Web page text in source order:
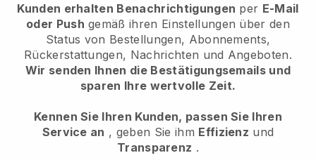
Kunden erhalten Benachrichtigungen per E-Mail
oder Push gemäß ihren Einstellungen über den
Status von Bestellungen, Abonnements,
Rückerstattungen, Nachrichten und Angeboten.
Wir senden Ihnen die Bestätigungsemails und
sparen Ihre wertvolle Zeit.
Kennen Sie Ihren Kunden, passen Sie Ihren
Service an , geben Sie ihm Effizienz und
Transparenz .